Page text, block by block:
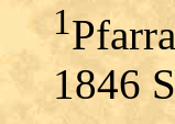
1
1846